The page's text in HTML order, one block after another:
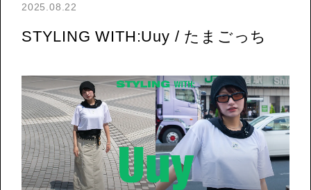
2025.08.22
STYLING WITH:Uuy / たまごっち